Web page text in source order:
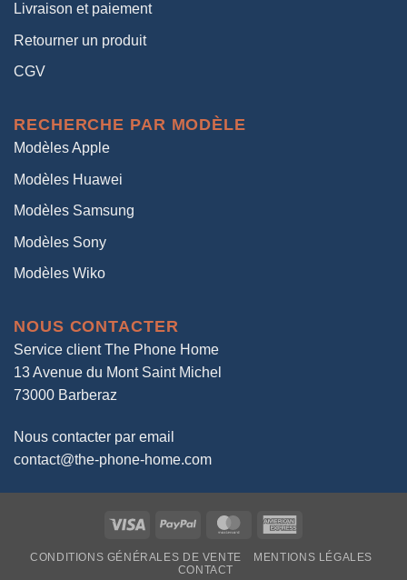
Livraison et paiement
Retourner un produit
CGV
RECHERCHE PAR MODÈLE
Modèles Apple
Modèles Huawei
Modèles Samsung
Modèles Sony
Modèles Wiko
NOUS CONTACTER
Service client The Phone Home
13 Avenue du Mont Saint Michel
73000 Barberaz
Nous contacter par email
contact@the-phone-home.com
Visa PayPal MasterCard
CONDITIONS GÉNÉRALES DE VENTE
MENTIONS LÉGALES
CONTACT